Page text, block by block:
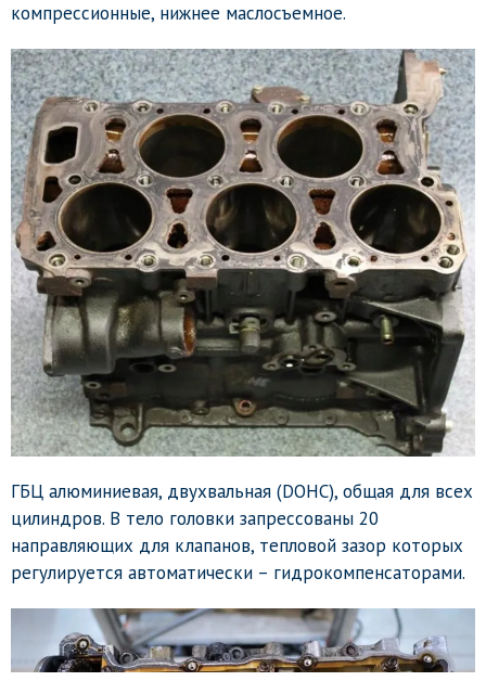
компрессионные, нижнее маслосъемное.
ГБЦ алюминиевая, двухвальная (DOHC), общая для всех
цилиндров. В тело головки запрессованы 20
направляющих для клапанов, тепловой зазор которых
регулируется автоматически – гидрокомпенсаторами.